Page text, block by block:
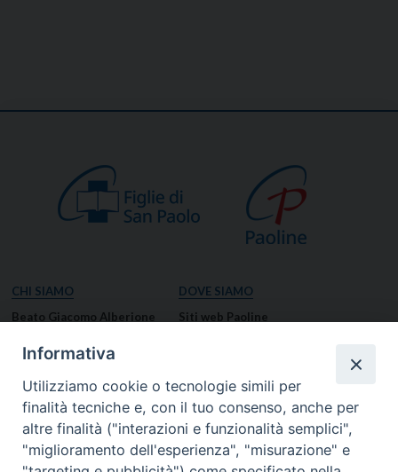
CHI SIAMO
Beato Giacomo Alberione
Missione Paolina
Luoghi delle Origini
Governo Generale
DOVE SIAMO
Siti web Paoline
Notizie dal governo generale
Notizie in breve
RISORSE
Informativa
Utilizziamo cookie o tecnologie simili per
finalità tecniche e, con il tuo consenso, anche per
altre finalità ("interazioni e funzionalità semplici",
"miglioramento dell'esperienza", "misurazione" e